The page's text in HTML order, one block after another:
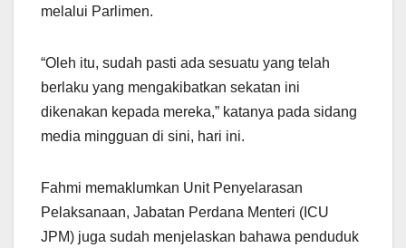
melalui Parlimen.
“Oleh itu, sudah pasti ada sesuatu yang telah
berlaku yang mengakibatkan sekatan ini
dikenakan kepada mereka,” katanya pada sidang
media mingguan di sini, hari ini.
Fahmi memaklumkan Unit Penyelarasan
Pelaksanaan, Jabatan Perdana Menteri (ICU
JPM) juga sudah menjelaskan bahawa penduduk